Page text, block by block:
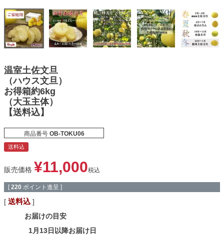
温室土佐文旦
（ハウス文旦）
お得箱約6kg
（大玉主体）
【送料込】
商品番号 OB-TOKU06
送料込
販売価格 ¥11,000税込
[ 220 ポイント進呈 ]
送料込
お届けの目安
1月13日以降お届け日